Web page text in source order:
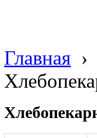
Главная ›